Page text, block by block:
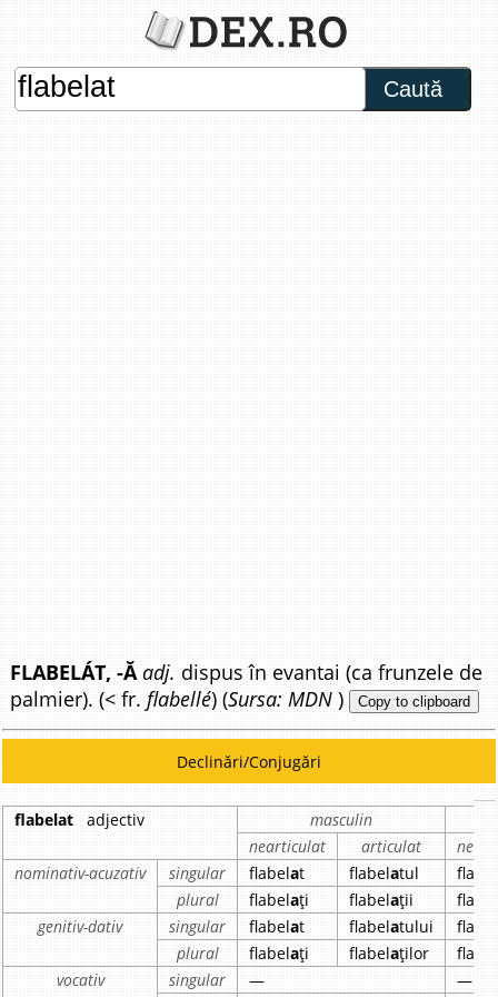
Caută
FLABELÁT, -Ă adj. dispus în evantai (ca frunzele de
palmier). (< fr.flabellé) (Sursa: MDN ) Copy to clipboard
Declinări/Conjugări
flabelat adjectiv
masculin
nearticulat
articulat
nominativ-acuzativ
singular flabelat flabelatul
flabel
plural
flabelați flabelații
flabel
genitiv-dativ
singular flabelat flabelatului
flabel
plural
flabelați flabelaților
flabel
vocativ
singular —
—